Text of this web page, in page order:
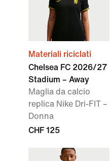
Materiali riciclati
Chelsea FC 2026/27
Stadium – Away
Maglia da calcio
replica Nike Dri-FIT –
Donna
CHF 125